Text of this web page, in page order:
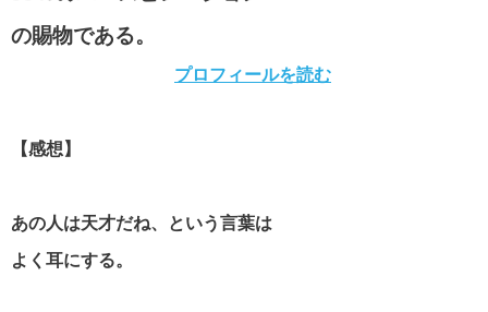
の賜物である。
プロフィールを読む
【感想】
あの人は天才だね、という言葉は
よく耳にする。